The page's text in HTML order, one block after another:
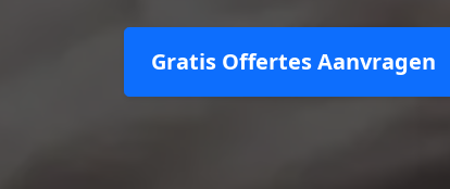
Gratis Offertes Aanvragen